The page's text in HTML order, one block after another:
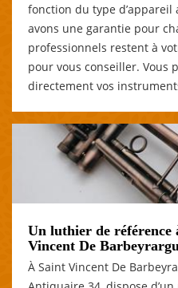
fonction du type d’appareil
avons une garantie pour
professionnels restent à
pour vous conseiller. Vous
directement vos
Un luthier de référence
Vincent De
À Saint Vincent De